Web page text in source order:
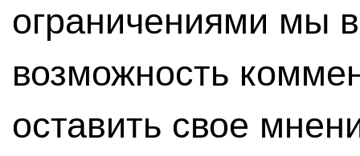
ограничениями мы
возможность
оставить свое